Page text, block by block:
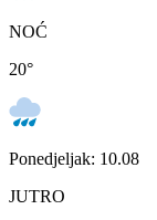
NOĆ
20°
Ponedjeljak: 10.08
JUTRO